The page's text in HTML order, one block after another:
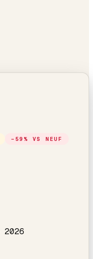
− 59% VS NEUF
2026